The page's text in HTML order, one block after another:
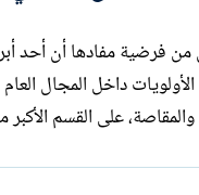
المقال من فرضية مفادها أن
داخل المجال
والمقاصة، على القسم